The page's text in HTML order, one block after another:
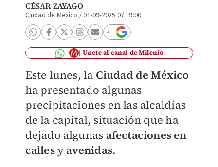
CÉSAR ZAYAGO
Ciudad de Mexico /01-09-2025 07:19:00
Únete al canal de Milenio
Este lunes, la Ciudad de México
ha presentado algunas
precipitaciones en las alcaldías
de la capital, situación que ha
dejado algunas afectaciones en
callesy avenidas.